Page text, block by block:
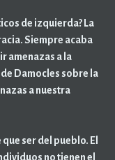
de izquierda? La
Siempre acaba
amenazas a la
Damocles sobre la
a nuestra
ser del pueblo. El
no tienen el